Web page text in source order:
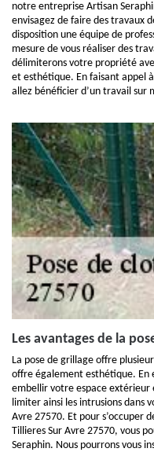
notre entreprise Artisan
envisagez de faire des travaux
disposition une équipe de
mesure de vous réaliser des
délimiterons votre propriété
et esthétique. En faisant appel
allez bénéficier d’un travail sur
Les avantages de la
La pose de grillage offre
offre également esthétique. En
embellir votre espace
limiter ainsi les intrusions dans
Avre 27570. Et pour s’occuper
Tillieres Sur Avre 27570, vous
Seraphin. Nous pourrons vous